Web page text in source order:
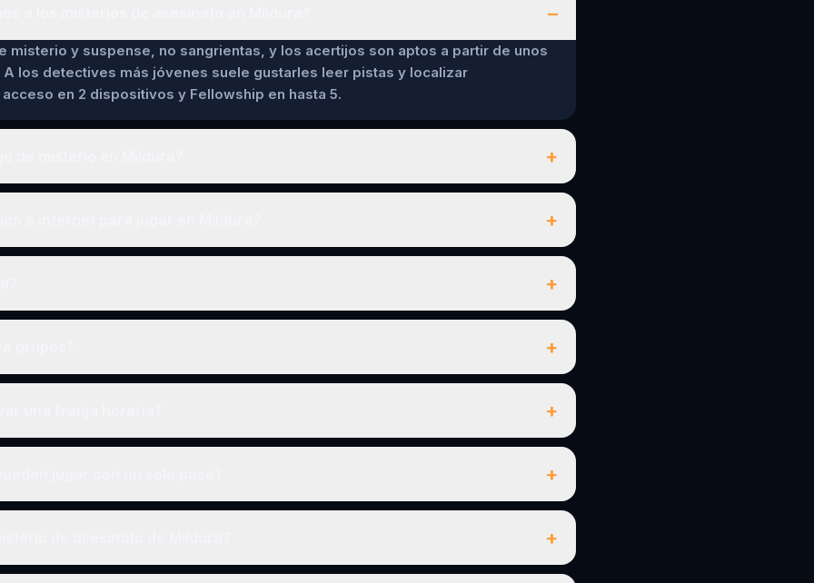
–
misterio y suspense, no sangrientas, y los acertijos son aptos a partir de unos
A los detectives más jóvenes suele gustarles leer pistas y localizar
en 2 dispositivos y Fellowship en hasta 5.
+
+
+
+
+
+
+